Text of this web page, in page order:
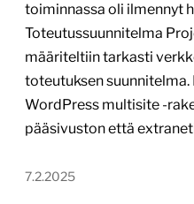
toiminnassa oli ilmennyt
Toteutussuunnitelma
määriteltiin tarkasti
toteutuksen
WordPress multisite -
pääsivuston että
7.2.2025